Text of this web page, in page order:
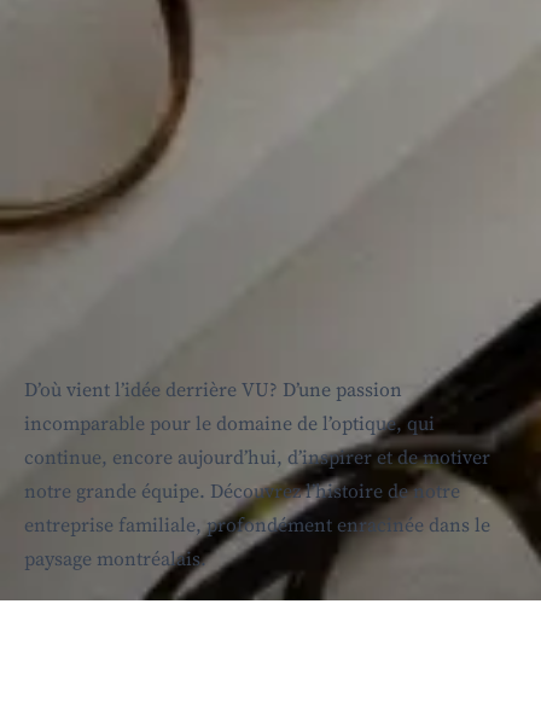
D’où vient l’idée derrière VU? D’une passion
incomparable pour le domaine de l’optique, qui
continue, encore aujourd’hui, d’inspirer et de motiver
notre grande équipe. Découvrez l’histoire de notre
entreprise familiale, profondément enracinée dans le
paysage montréalais.